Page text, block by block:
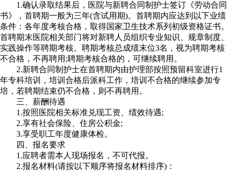
1.确认录取结果后，医院与新聘合同制护士签订《劳动合同
书》，首聘期一般为三年(含试用期)。首聘期内应达到以下业绩
条件：各年度考核合格，取得国家卫生技术系列初级资格证书。
首聘期末医院相关部门将对新聘人员组织专业知识、规章制度、
实践操作等聘期考核。聘期考核总成绩末位3名，视为聘期考核
不合格，不再聘用;聘期考核合格的，可继续聘用。
2.新聘合同制护士在首聘期内由护理部按照预留科室进行1
年专科培训，培训合格后派科工作，培训不合格的继续参加专
培，若聘期结束仍不合格，则不再聘用。
三、薪酬待遇
1.按照医院相关标准兑现工资、绩效待遇;
2.享有社会保险、住房公积金;
3.享受职工年度健康体检。
四、报名要求
1.应聘者需本人现场报名，不可代报。
2.报名材料(请按以下顺序将报名材料排序)：